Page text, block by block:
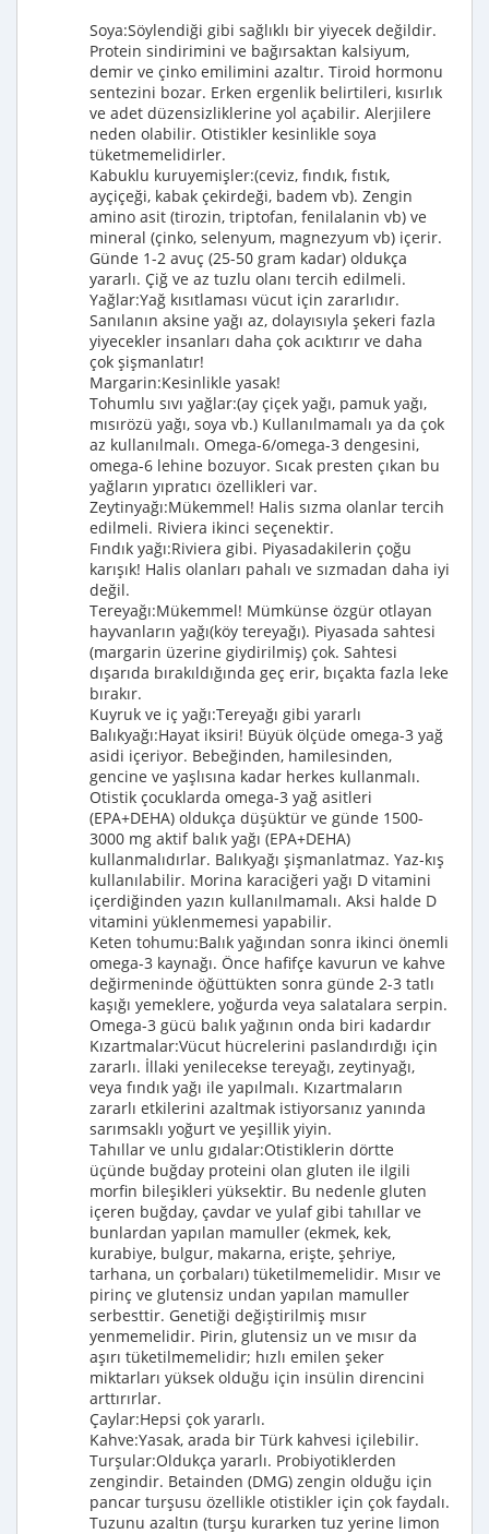
Soya:Söylendiği gibi sağlıklı bir yiyecek değildir.
Protein sindirimini ve bağırsaktan kalsiyum,
demir ve çinko emilimini azaltır. Tiroid hormonu
sentezini bozar. Erken ergenlik belirtileri, kısırlık
ve adet düzensizliklerine yol açabilir. Alerjilere
neden olabilir. Otistikler kesinlikle soya
tüketmemelidirler.
Kabuklu kuruyemişler:(ceviz, fındık, fıstık,
ayçiçeği, kabak çekirdeği, badem vb). Zengin
amino asit (tirozin, triptofan, fenilalanin vb) ve
mineral (çinko, selenyum, magnezyum vb) içerir.
Günde 1-2 avuç (25-50 gram kadar) oldukça
yararlı. Çiğ ve az tuzlu olanı tercih edilmeli.
Yağlar:Yağ kısıtlaması vücut için zararlıdır.
Sanılanın aksine yağı az, dolayısıyla şekeri fazla
yiyecekler insanları daha çok acıktırır ve daha
çok şişmanlatır!
Margarin:Kesinlikle yasak!
Tohumlu sıvı yağlar:(ay çiçek yağı, pamuk yağı,
mısırözü yağı, soya vb.) Kullanılmamalı ya da çok
az kullanılmalı. Omega-6/omega-3 dengesini,
omega-6 lehine bozuyor. Sıcak presten çıkan bu
yağların yıpratıcı özellikleri var.
Zeytinyağı:Mükemmel! Halis sızma olanlar tercih
edilmeli. Riviera ikinci seçenektir.
Fındık yağı:Riviera gibi. Piyasadakilerin çoğu
karışık! Halis olanları pahalı ve sızmadan daha iyi
değil.
Tereyağı:Mükemmel! Mümkünse özgür otlayan
hayvanların yağı(köy tereyağı). Piyasada sahtesi
(margarin üzerine giydirilmiş) çok. Sahtesi
dışarıda bırakıldığında geç erir, bıçakta fazla leke
bırakır.
Kuyruk ve iç yağı:Tereyağı gibi yararlı
Balıkyağı:Hayat iksiri! Büyük ölçüde omega-3 yağ
asidi içeriyor. Bebeğinden, hamilesinden,
gencine ve yaşlısına kadar herkes kullanmalı.
Otistik çocuklarda omega-3 yağ asitleri
(EPA+DEHA) oldukça düşüktür ve günde 1500-
3000 mg aktif balık yağı (EPA+DEHA)
kullanmalıdırlar. Balıkyağı şişmanlatmaz. Yaz-kış
kullanılabilir. Morina karaciğeri yağı D vitamini
içerdiğinden yazın kullanılmamalı. Aksi halde D
vitamini yüklenmemesi yapabilir.
Keten tohumu:Balık yağından sonra ikinci önemli
omega-3 kaynağı. Önce hafifçe kavurun ve kahve
değirmeninde öğüttükten sonra günde 2-3 tatlı
kaşığı yemeklere, yoğurda veya salatalara serpin.
Omega-3 gücü balık yağının onda biri kadardır
Kızartmalar:Vücut hücrelerini paslandırdığı için
zararlı. İllaki yenilecekse tereyağı, zeytinyağı,
veya fındık yağı ile yapılmalı. Kızartmaların
zararlı etkilerini azaltmak istiyorsanız yanında
sarımsaklı yoğurt ve yeşillik yiyin.
Tahıllar ve unlu gıdalar:Otistiklerin dörtte
üçünde buğday proteini olan gluten ile ilgili
morfin bileşikleri yüksektir. Bu nedenle gluten
içeren buğday, çavdar ve yulaf gibi tahıllar ve
bunlardan yapılan mamuller (ekmek, kek,
kurabiye, bulgur, makarna, erişte, şehriye,
tarhana, un çorbaları) tüketilmemelidir. Mısır ve
pirinç ve glutensiz undan yapılan mamuller
serbesttir. Genetiği değiştirilmiş mısır
yenmemelidir. Pirin, glutensiz un ve mısır da
aşırı tüketilmemelidir; hızlı emilen şeker
miktarları yüksek olduğu için insülin direncini
arttırırlar.
Çaylar:Hepsi çok yararlı.
Kahve:Yasak, arada bir Türk kahvesi içilebilir.
Turşular:Oldukça yararlı. Probiyotiklerden
zengindir. Betainden (DMG) zengin olduğu için
pancar turşusu özellikle otistikler için çok faydalı.
Tuzunu azaltın (turşu kurarken tuz yerine limon